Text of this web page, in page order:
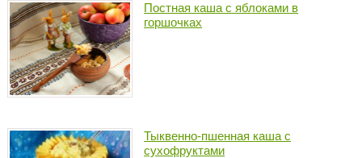
Постная каша с яблоками в
горшочках
Тыквенно-пшенная каша с
сухофруктами